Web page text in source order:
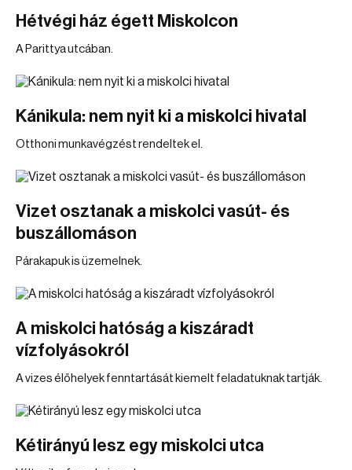
Hétvégi ház égett Miskolcon
A Parittya utcában.
Kánikula: nem nyit ki a miskolci hivatal
Otthoni munkavégzést rendeltek el.
Vizet osztanak a miskolci vasút- és
buszállomáson
Párakapuk is üzemelnek.
A miskolci hatóság a kiszáradt
vízfolyásokról
A vizes élőhelyek fenntartását kiemelt feladatuknak tartják.
Kétirányú lesz egy miskolci utca